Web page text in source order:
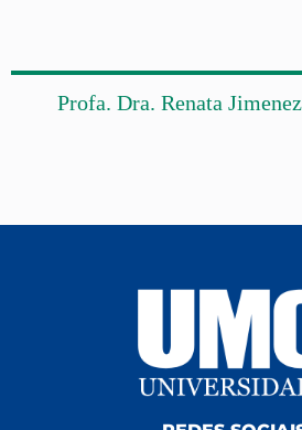
Profa. Dra. Renata